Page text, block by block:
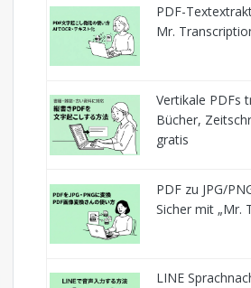
PDF-
Mr.
Vertikale PDFs
Bücher,
gratis
PDF zu JPG/
Sicher mit „Mr.
LINE